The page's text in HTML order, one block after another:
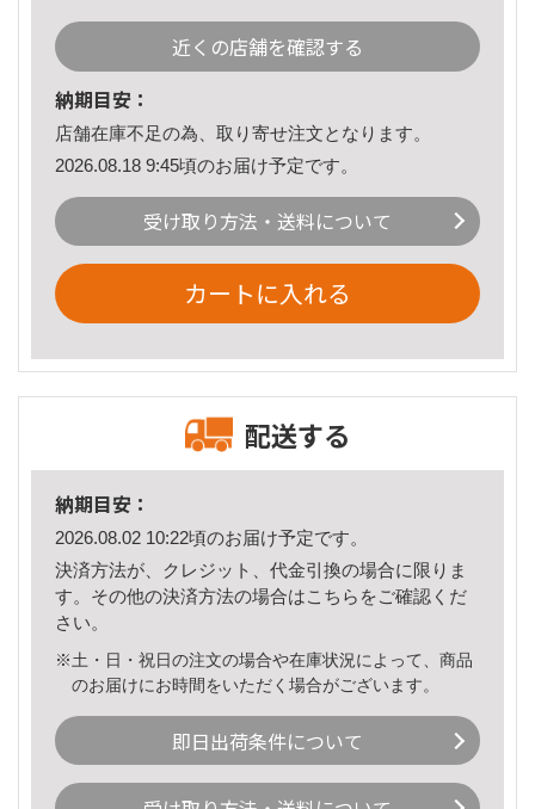
近くの店舗を確認する
納期目安：
店舗在庫不足の為、取り寄せ注文となります。
2026.08.18 9:45頃のお届け予定です。
受け取り方法・送料について
カートに入れる
配送する
納期目安：
2026.08.02 10:22頃のお届け予定です。
決済方法が、クレジット、代金引換の場合に限りま
す。その他の決済方法の場合はこちら をご確認くだ
さい。
※土・日・祝日の注文の場合や在庫状況によって、商品
のお届けにお時間をいただく場合がございます。
即日出荷条件について